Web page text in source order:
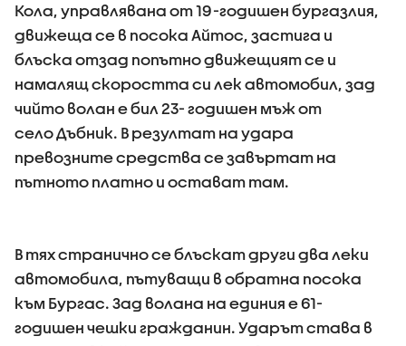
Кола, управлявана от 19-годишен бургазлия,
движеща се в посока Айтос, застига и
блъска отзад попътно движещият се и
намалящ скоростта си лек автомобил, зад
чийто волан е бил 23- годишен мъж от
село Дъбник. В резултат на удара
превозните средства се завъртат на
пътното платно и остават там.
В тях странично се блъскат други два леки
автомобила, пътуващи в обратна посока
към Бургас. Зад волана на единия е 61-
годишен чешки гражданин. Ударът става в